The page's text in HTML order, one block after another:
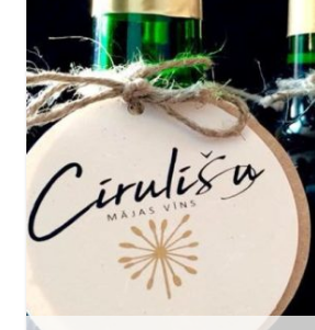
gunta.rozkalne@inbox.lv
+371 28308124